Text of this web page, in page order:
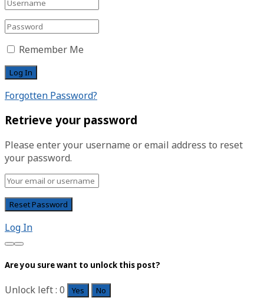
Remember Me
Forgotten Password?
Retrieve your password
Please enter your username or email address to reset
your password.
Log In
Are you sure want to unlock this post?
Unlock left : 0 Yes No